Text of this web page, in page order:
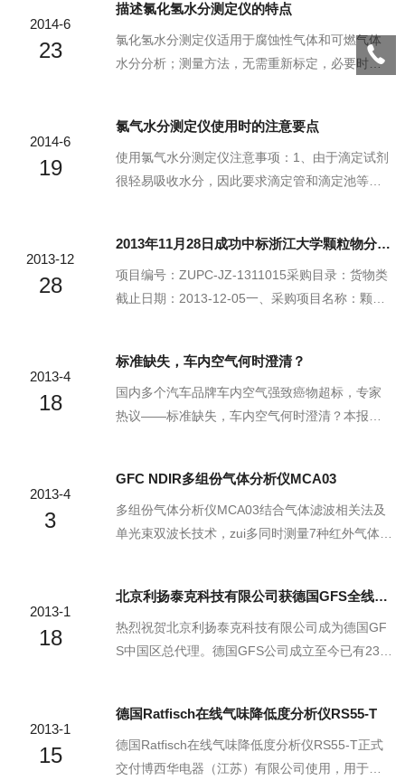
定，配上油烟、沥青烟取样管，可以进行油烟、
沥青烟采样。烟尘测试仪采用大气压直接测量，
无需空盒压力计，直接测量烟尘浓度，大大提高
型贴片成型工艺，体积小巧，故障率低，大型数
据库通讯软件，可将历年每次监测数据存档备
查，选用高性能烟气采样...
2014-6
23
描述氯化氢水分测定仪的特点
氯化氢水分测定仪适用于腐蚀性气体和可燃气体
水分分析；测量方法，无需重新标定，必要时再
度；氯化氢水分测定仪的量程可自动切换；氯化
氢水分测定仪开机有自检功能。
2014-6
19
氯气水分测定仪使用时的注意要点
使用氯气水分测定仪注意事项：1、由于滴定试剂
很轻易吸收水分，因此要求滴定管和滴定池等的
均匀。4、进样时，要防止注射器头受外界的污染
而影响测定结果，如操纵者的呼气和擦注射器头
时的污染等。5、试剂瓶进气口要安装干燥器，以
假终点的现象，即提前到达终点，造成测定结果
偏低。
2013-12
28
2013年11月28日成功中标浙江大学颗粒物分析仪项目
项目编号：ZUPC-JZ-1311015采购目录：货物类
截止日期：2013-12-05一、采购项目名称：颗粒
公告日期：2013年11月19日五、项目中标单位：
标项：北京利杨泰克科技有限公司自成交公告发
出七个工作日后，请未成交单位开具收款收据
六、采购委托代理机构如下机构名称：浙江大学
采购中心机构地点：浙大紫...
2013-4
18
标准缺失，车内空气何时澄清？
国内多个汽车品牌车内空气强致癌物超标，专家
热议——标准缺失，车内空气何时澄清？本报实
芳烃超标。近日媒体曝光的这一新闻，让多环芳
烃这一专业名词进入大众视野，也让车内空气质
量问题成为热门话题。中国环境科学研究院研究
燃烧时产生的一种碳氢化合物，在人类生活的环
境中几乎无处不在。“它本身具有高致癌性。”张
金...
2013-4
3
GFC NDIR多组份气体分析仪MCA03
多组份气体分析仪MCA03结合气体滤波相关法及
单光束双波长技术，zui多同时测量7种红外气体，
控制在185℃稳定性好。直接测量，无需转换。低
维护工作量。
2013-1
18
北京利扬泰克科技有限公司获德国GFS全线产品中国区总代理资格
热烈祝贺北京利扬泰克科技有限公司成为德国GF
S中国区总代理。德国GFS公司成立至今已有23年
泛应用世界各国的工业生产设备中。从传感器到
测量仪器直至工业自动化，GFS均能提供多样的
产品及专业服务。德国GFS专注于以下领域：湿
2013-1
15
德国Ratfisch在线气味降低度分析仪RS55-T
德国Ratfisch在线气味降低度分析仪RS55-T正式
交付博西华电器（江苏）有限公司使用，用于西